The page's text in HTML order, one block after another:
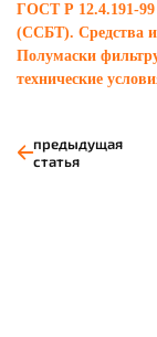
ГОСТ Р 12.4.191-99
(ССБТ). Средства
Полумаски
технические
предыдущая
статья